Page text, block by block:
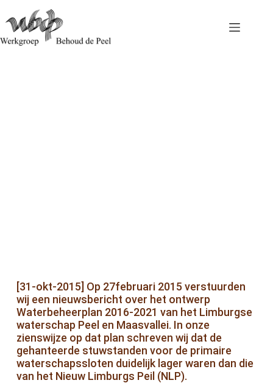
[31-okt-2015] Op 27februari 2015 verstuurden
wij een nieuwsbericht over het ontwerp
Waterbeheerplan 2016-2021 van het Limburgse
waterschap Peel en Maasvallei. In onze
zienswijze op dat plan schreven wij dat de
gehanteerde stuwstanden voor de primaire
waterschapssloten duidelijk lager waren dan die
van het Nieuw Limburgs Peil (NLP).